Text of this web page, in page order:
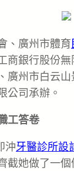
、廣州市體育
商銀行股份
廣州市白云
公司承辦。
工答卷
沖牙醫診所設
截她做了一